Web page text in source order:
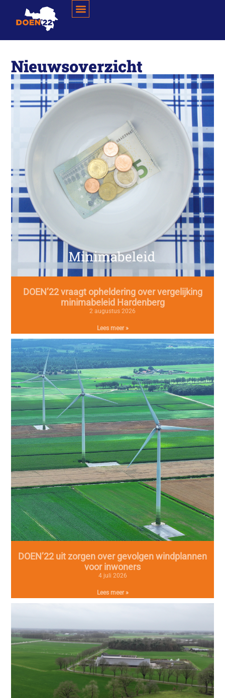
Nieuwsoverzicht
DOEN’22 vraagt opheldering over vergelijking
minimabeleid Hardenberg
2 augustus 2026
Lees meer »
DOEN’22 uit zorgen over gevolgen windplannen
voor inwoners
4 juli 2026
Lees meer »